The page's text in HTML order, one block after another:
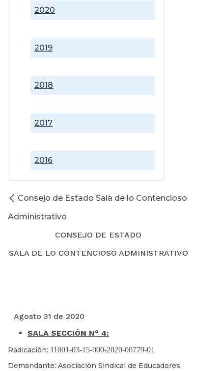
2016
2017
2018
2019
2020
Consejo de Estado Sala de lo Contencioso
Administrativo
CONSEJO DE ESTADO
SALA DE LO CONTENCIOSO ADMINISTRATIVO
Agosto 31 de 2020
SALA SECCIÓN N° 4:
Radicación: 11001-03-15-000-2020-00779-01
Demandante: Asociación Sindical de Educadores